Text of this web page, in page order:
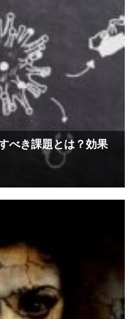
べき課題とは？効果